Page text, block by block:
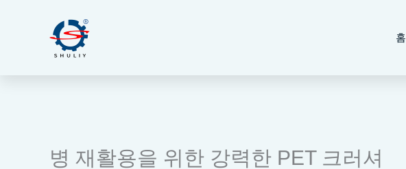
홈
병 재활용을 위한 강력한 PET 크러셔